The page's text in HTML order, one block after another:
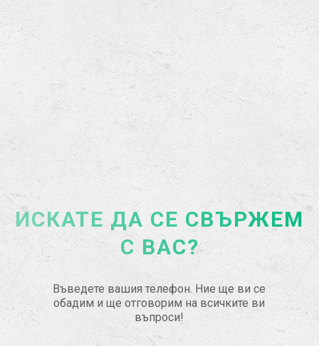
ИСКАТЕ ДА СЕ СВЪРЖЕМ
С ВАС?
Въведете вашия телефон. Ние ще ви се
обадим и ще отговорим на всичките ви
въпроси!